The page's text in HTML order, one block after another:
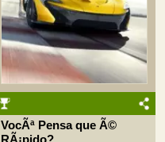
VocÃª Pensa que Ã©